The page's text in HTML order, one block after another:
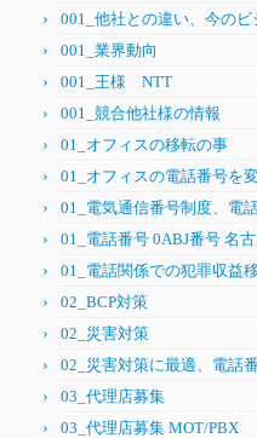
001_他社との違い、今の
001_業界動向
001_王様 NTT
001_競合他社様の情報
01_オフィスの移転の事
01_オフィスの電話番号を
01_電気通信番号制度、電
01_電話番号 0ABJ番号 名
01_電話関係での犯罪収益
02_BCP対策
02_災害対策
02_災害対策に最適、電話
03_代理店募集
03_代理店募集 MOT/PBX